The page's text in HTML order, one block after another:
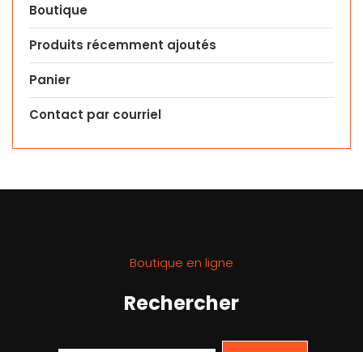
Boutique
Produits récemment ajoutés
Panier
Contact par courriel
Boutique en ligne
Rechercher